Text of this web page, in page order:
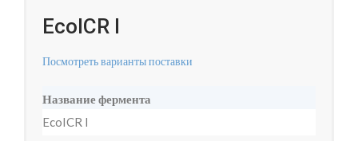
EcoICR I
Посмотреть варианты поставки
Название фермента
EcoICR I